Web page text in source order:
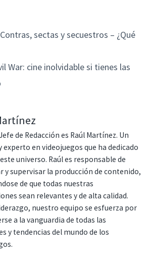
sectas y secuestros – ¿Qué
War: cine inolvidable si tienes las
de Redacción es Raúl Martínez. Un
experto en videojuegos que ha dedicado
universo. Raúl es responsable de
y supervisar la producción de contenido,
de que todas nuestras
sean relevantes y de alta calidad.
nuestro equipo se esfuerza por
a la vanguardia de todas las
y tendencias del mundo de los